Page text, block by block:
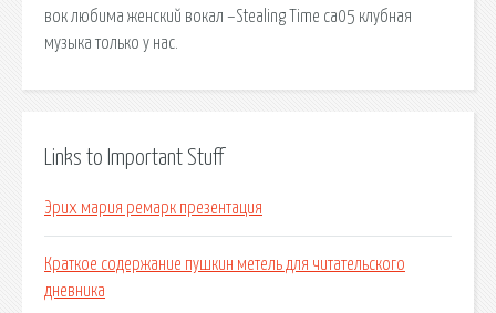
вок любима женский вокал –Stealing Time cа05 клубная
музыка только у нас.
Links to Important Stuff
Эрих мария ремарк презентация
Краткое содержание пушкин метель для читательского
дневника